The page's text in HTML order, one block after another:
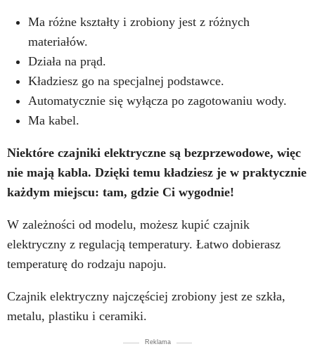
Ma różne kształty i zrobiony jest z różnych
materiałów.
Działa na prąd.
Kładziesz go na specjalnej podstawce.
Automatycznie się wyłącza po zagotowaniu wody.
Ma kabel.
Niektóre czajniki elektryczne są bezprzewodowe, więc
nie mają kabla. Dzięki temu kładziesz je w praktycznie
każdym miejscu: tam, gdzie Ci wygodnie!
W zależności od modelu, możesz kupić czajnik
elektryczny z regulacją temperatury. Łatwo dobierasz
temperaturę do rodzaju napoju.
Czajnik elektryczny najczęściej zrobiony jest ze szkła,
metalu, plastiku i ceramiki.
Reklama